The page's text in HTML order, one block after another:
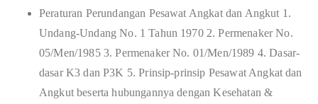
Peraturan Perundangan Pesawat Angkat dan Angkut 1.
Undang-Undang No. 1 Tahun 1970 2. Permenaker No.
05/Men/1985 3. Permenaker No. 01/Men/1989 4. Dasar-
dasar K3 dan P3K 5. Prinsip-prinsip Pesawat Angkat dan
Angkut beserta hubungannya dengan Kesehatan &